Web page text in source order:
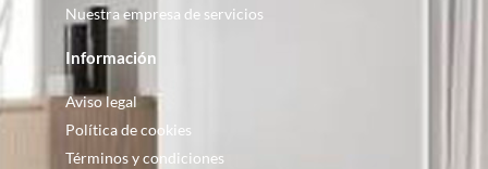
Nuestra empresa de servicios
Información
Aviso legal
Política de cookies
Términos y condiciones